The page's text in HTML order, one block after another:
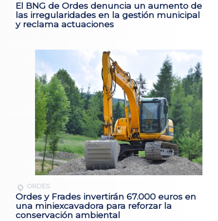
El BNG de Ordes denuncia un aumento de
las irregularidades en la gestión municipal
y reclama actuaciones
ORDES
Ordes y Frades invertirán 67.000 euros en
una miniexcavadora para reforzar la
conservación ambiental